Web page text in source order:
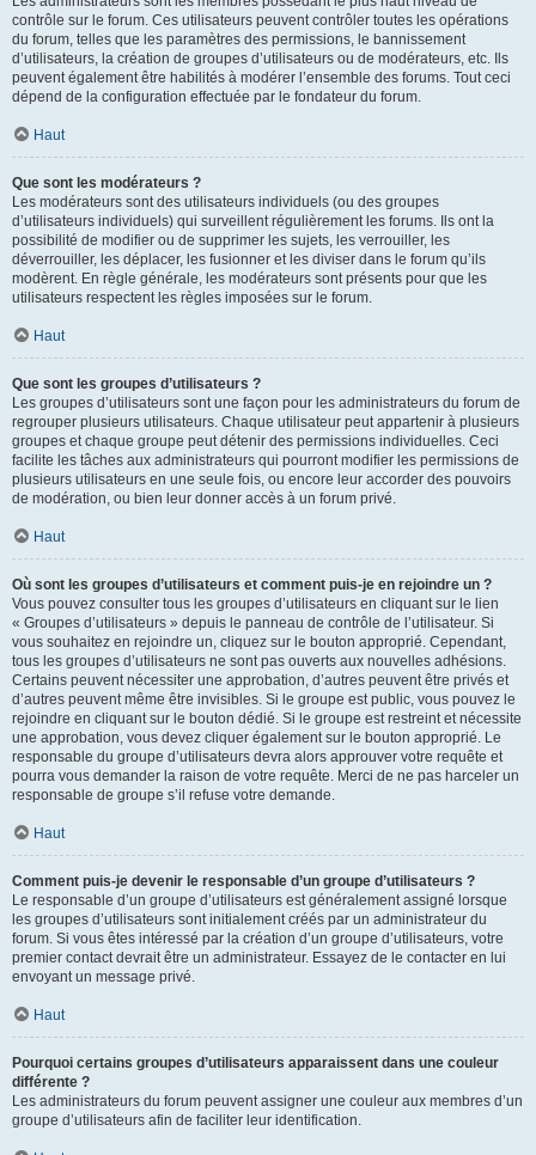
contrôle sur le forum. Ces utilisateurs peuvent contrôler toutes les opérations
du forum, telles que les paramètres des permissions, le bannissement
d’utilisateurs, la création de groupes d’utilisateurs ou de modérateurs, etc. Ils
peuvent également être habilités à modérer l’ensemble des forums. Tout ceci
dépend de la configuration effectuée par le fondateur du forum.
Haut
Que sont les modérateurs ?
Les modérateurs sont des utilisateurs individuels (ou des groupes
d’utilisateurs individuels) qui surveillent régulièrement les forums. Ils ont la
possibilité de modifier ou de supprimer les sujets, les verrouiller, les
déverrouiller, les déplacer, les fusionner et les diviser dans le forum qu’ils
modèrent. En règle générale, les modérateurs sont présents pour que les
utilisateurs respectent les règles imposées sur le forum.
Haut
Que sont les groupes d’utilisateurs ?
Les groupes d’utilisateurs sont une façon pour les administrateurs du forum de
regrouper plusieurs utilisateurs. Chaque utilisateur peut appartenir à plusieurs
groupes et chaque groupe peut détenir des permissions individuelles. Ceci
facilite les tâches aux administrateurs qui pourront modifier les permissions de
plusieurs utilisateurs en une seule fois, ou encore leur accorder des pouvoirs
de modération, ou bien leur donner accès à un forum privé.
Haut
Où sont les groupes d’utilisateurs et comment puis-je en rejoindre un ?
Vous pouvez consulter tous les groupes d’utilisateurs en cliquant sur le lien
« Groupes d’utilisateurs » depuis le panneau de contrôle de l’utilisateur. Si
vous souhaitez en rejoindre un, cliquez sur le bouton approprié. Cependant,
tous les groupes d’utilisateurs ne sont pas ouverts aux nouvelles adhésions.
Certains peuvent nécessiter une approbation, d’autres peuvent être privés et
d’autres peuvent même être invisibles. Si le groupe est public, vous pouvez le
rejoindre en cliquant sur le bouton dédié. Si le groupe est restreint et nécessite
une approbation, vous devez cliquer également sur le bouton approprié. Le
responsable du groupe d’utilisateurs devra alors approuver votre requête et
pourra vous demander la raison de votre requête. Merci de ne pas harceler un
responsable de groupe s’il refuse votre demande.
Haut
Comment puis-je devenir le responsable d’un groupe d’utilisateurs ?
Le responsable d’un groupe d’utilisateurs est généralement assigné lorsque
les groupes d’utilisateurs sont initialement créés par un administrateur du
forum. Si vous êtes intéressé par la création d’un groupe d’utilisateurs, votre
premier contact devrait être un administrateur. Essayez de le contacter en lui
envoyant un message privé.
Haut
Pourquoi certains groupes d’utilisateurs apparaissent dans une couleur
différente ?
Les administrateurs du forum peuvent assigner une couleur aux membres d’un
groupe d’utilisateurs afin de faciliter leur identification.